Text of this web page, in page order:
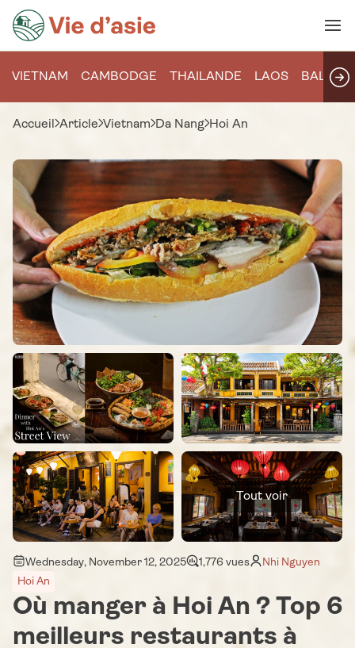
VIETNAM CAMBODGE THAILANDE LAOS BALI
Accueil Article Vietnam Da Nang Hoi An
Tout voir
Wednesday, November 12, 2025 1,776 vues
Nhi Nguyen
Hoi An
Où manger à Hoi An ? Top 6
meilleurs restaurants à